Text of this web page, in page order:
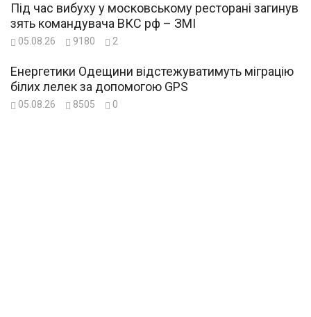
Під час вибуху у московському ресторані загинув
зять командувача ВКС рф – ЗМІ
05.08.26 9180 2
Енергетики Одещини відстежуватимуть міграцію
білих лелек за допомогою GPS
05.08.26 8505 0